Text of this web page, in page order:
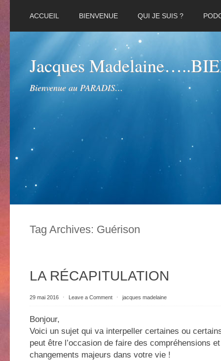
ACCUEIL BIENVENUE QUI JE SUIS ?
Jacques
Bienvenue au PARADIS…
Tag Archives: Guérison
LA RÉCAPITULATION
29 mai 2016 ⋅ Leave a Comment ⋅ jacques madelaine
Bonjour,
Voici un sujet qui va interpeller certaines ou
peut être l’occasion de faire des compréhensions
changements majeurs dans votre vie !